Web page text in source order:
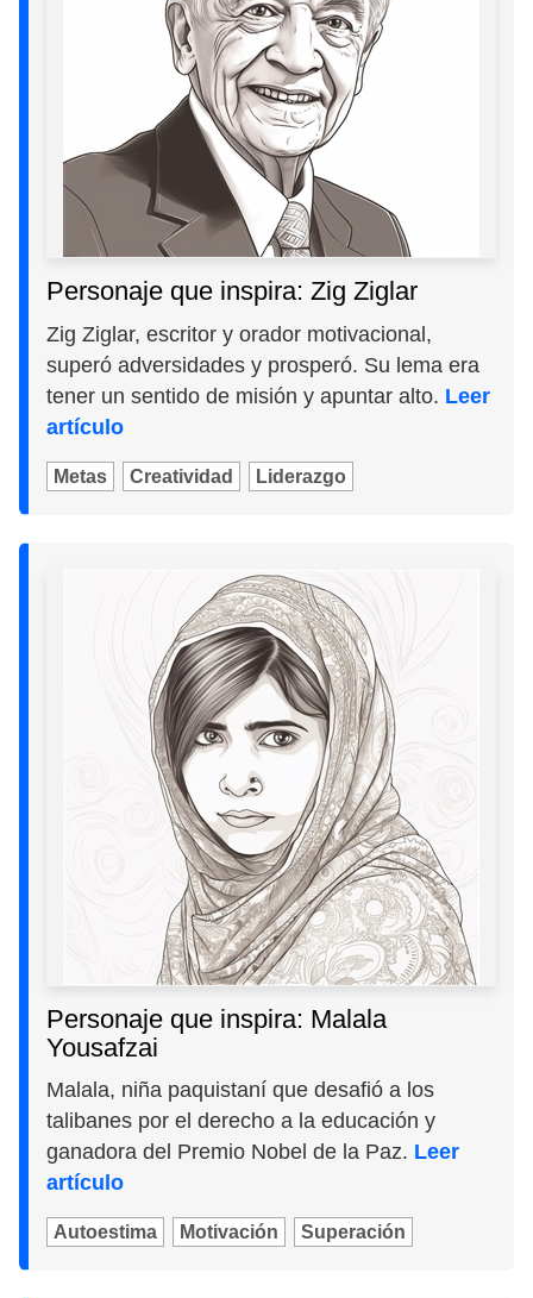
Personaje que inspira: Zig Ziglar
Zig Ziglar, escritor y orador motivacional,
superó adversidades y prosperó. Su lema era
tener un sentido de misión y apuntar alto. Leer
artículo
Metas Creatividad Liderazgo
Personaje que inspira: Malala
Yousafzai
Malala, niña paquistaní que desafió a los
talibanes por el derecho a la educación y
ganadora del Premio Nobel de la Paz. Leer
artículo
Autoestima Motivación Superación